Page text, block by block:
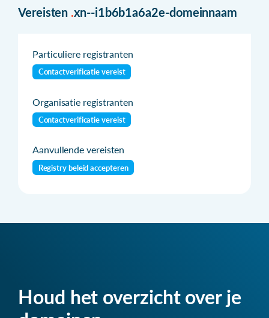
Vereisten .xn--i1b6b1a6a2e-domeinnaam
Particuliere registranten
Contactverificatie vereist
Organisatie registranten
Contactverificatie vereist
Aanvullende vereisten
Registry beleid accepteren
Houd het overzicht over je